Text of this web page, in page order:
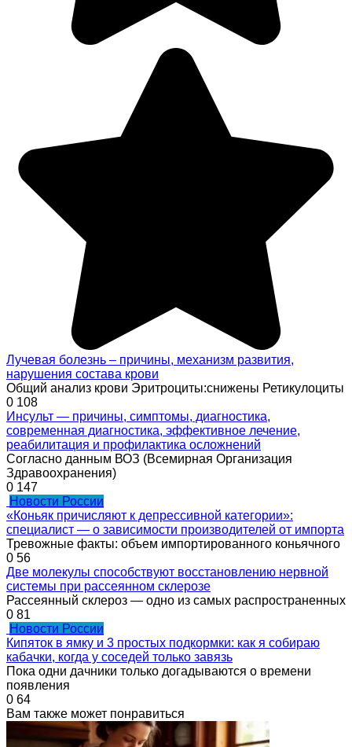
Лучевая болезнь – причины, механизм развития,
нарушения состава крови
Общий анализ крови Эритроциты:снижены Ретикулоциты
0 108
Инсульт — причины, симптомы, диагностика,
современная диагностика, эффективное лечение,
реабилитация и профилактика осложнений
Согласно данным ВОЗ (Всемирная Организация
Здравоохранения)
0 147
Новости России
«Коньяк причисляют к депрессивной категории»:
специалист — о зависимости производителей от импорта
Тревожные факты: объем импортированного коньячного
0 56
Две молекулы способствуют восстановлению нервной
системы при рассеянном склерозе
Рассеянный склероз — одно из самых распространенных
0 81
Новости России
Кипяток в ямку и 3 простых подкормки: как я собираю
кабачки, когда у соседей только завязь
Пока одни дачники только догадываются о времени
появления
0 64
Вам также может понравиться